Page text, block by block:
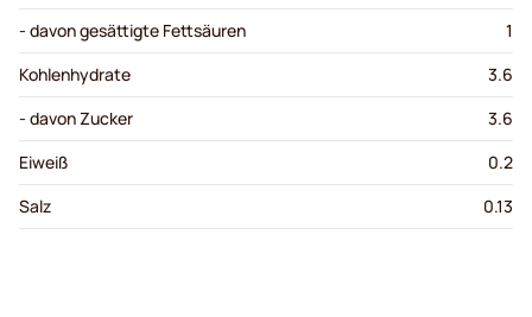
- davon gesättigte Fettsäuren
1
Kohlenhydrate
3.6
- davon Zucker
3.6
Eiweiß
0.2
Salz
0.13